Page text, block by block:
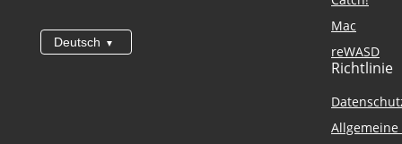
Deutsch
Mac
reWASD
Richtlinie